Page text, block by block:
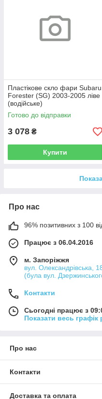
Пластікове скло фари Subaru
Forester (SG) 2003-2005 ліве
(водійське)
Готово до відправки
3 078 ₴
Купити
Про нас
96% позитивних з 100
Працює з 06.04.2016
м. Запоріжжя
вул. Олександрівська,
(була вул.
Контакти
Сьогодні працює з
Показати весь графік
Про нас
Контакти
Доставка та оплата